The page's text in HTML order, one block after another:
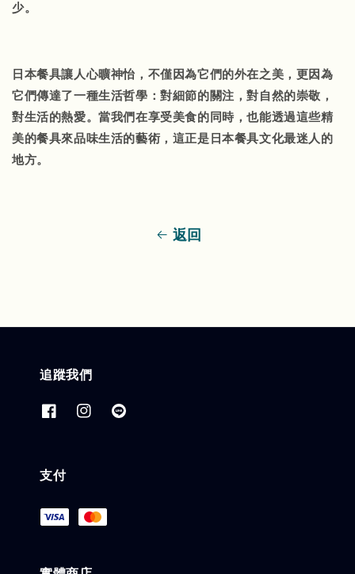
少。
日本餐具讓人心曠神怡，不僅因為它們的外在之美，更因為
它們傳達了一種生活哲學：對細節的關注，對自然的崇敬，
對生活的熱愛。當我們在享受美食的同時，也能透過這些精
美的餐具來品味生活的藝術，這正是日本餐具文化最迷人的
地方。
返回
追蹤我們
支付